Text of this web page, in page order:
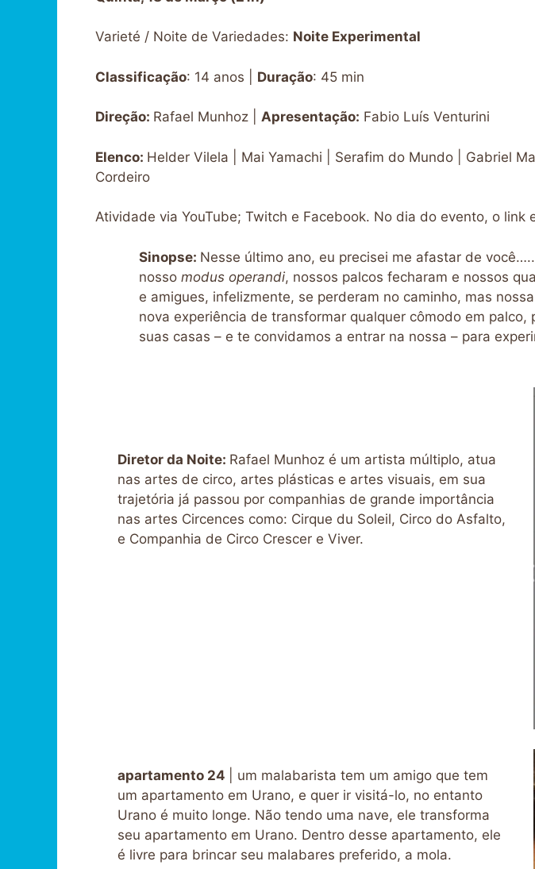
Varieté / Noite de Variedades: Noite Experimental
Classificação: 14 anos | Duração: 45 min
Direção: Rafael Munhoz | Apresentação: Fabio Luís Venturini
Elenco: Helder Vilela | Mai Yamachi | Serafim do Mundo | Gabriel
Cordeiro
Atividade via YouTube; Twitch e Facebook. No dia do evento, o
Sinopse: Nesse último ano, eu precisei me afastar de
nossomodus operandi, nossos palcos fecharam e nossos
e amigues, infelizmente, se perderam no caminho, mas
nova experiência de transformar qualquer cômodo em
suas casas – e te convidamos a entrar na nossa – para
Diretor da Noite: Rafael Munhoz é um artista múltiplo, atua
nas artes de circo, artes plásticas e artes visuais, em sua
trajetória já passou por companhias de grande importância
nas artes Circences como: Cirque du Soleil, Circo do Asfalto,
e Companhia de Circo Crescer e Viver.
apartamento 24
| um malabarista tem um amigo que tem
um apartamento em Urano, e quer ir visitá-lo, no entanto
Urano é muito longe. Não tendo uma nave, ele transforma
seu apartamento em Urano. Dentro desse apartamento, ele
é livre para brincar seu malabares preferido, a mola.